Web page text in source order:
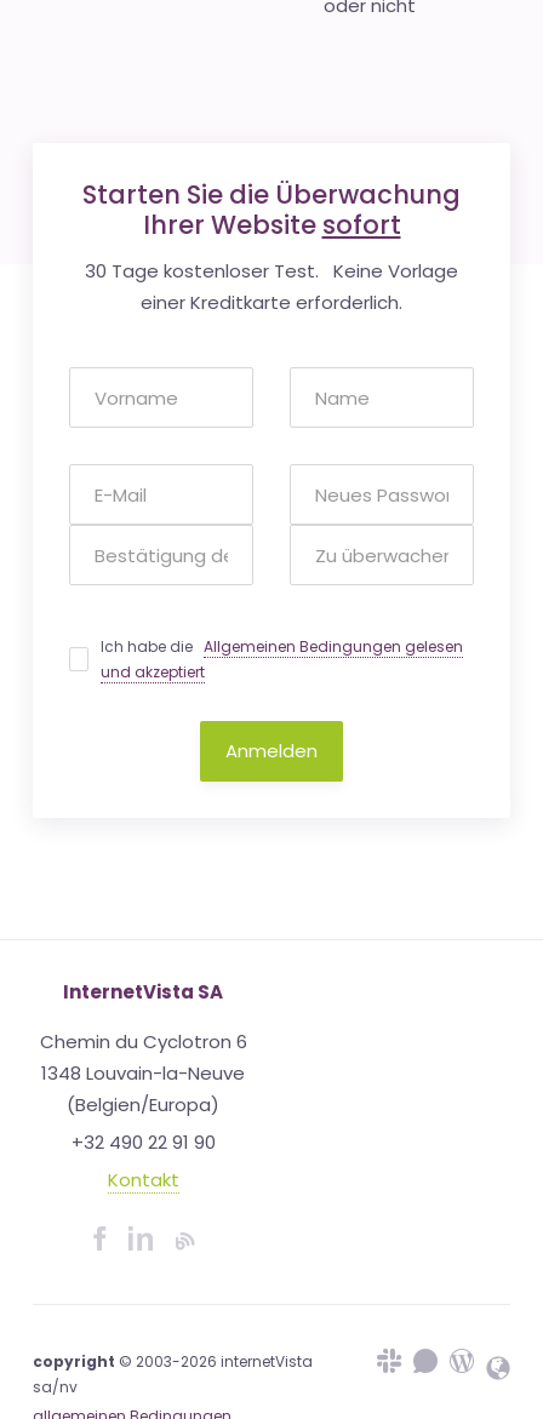
oder nicht
Starten Sie die Überwachung
Ihrer Website sofort
30 Tage kostenloser Test. Keine Vorlage
einer Kreditkarte erforderlich.
Ich habe dieAllgemeinen Bedingungen gelesen
und akzeptiert
Anmelden
InternetVista SA
Chemin du Cyclotron 6
1348 Louvain-la-Neuve
(Belgien/Europa)
+32 490 22 91 90
Kontakt
copyright © 2003-2026 internetVista
sa/nv